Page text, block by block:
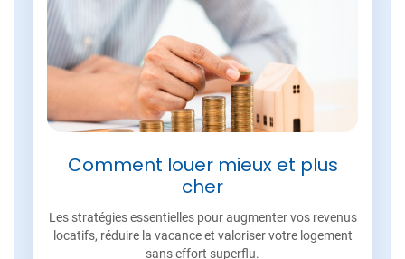
Comment louer mieux et plus
cher
Les stratégies essentielles pour augmenter vos revenus
locatifs, réduire la vacance et valoriser votre logement
sans effort superflu.